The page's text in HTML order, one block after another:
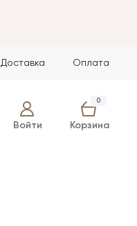
Доставка Оплата
Войти
0
Корзина